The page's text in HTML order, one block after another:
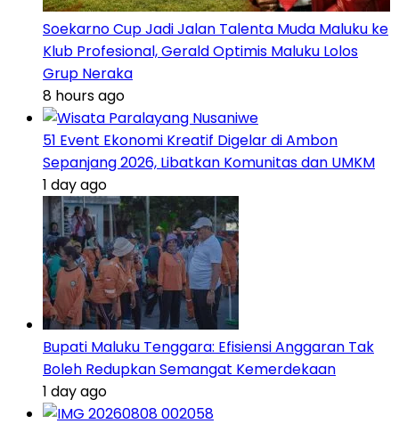
Soekarno Cup Jadi Jalan Talenta Muda Maluku ke
Klub Profesional, Gerald Optimis Maluku Lolos
Grup Neraka
8 hours ago
51 Event Ekonomi Kreatif Digelar di Ambon
Sepanjang 2026, Libatkan Komunitas dan UMKM
1 day ago
Bupati Maluku Tenggara: Efisiensi Anggaran Tak
Boleh Redupkan Semangat Kemerdekaan
1 day ago